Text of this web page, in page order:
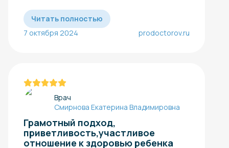
Читать полностью
7 октября 2024
prodoctorov.ru
Врач
Смирнова Екатерина Владимировна
Грамотный подход,
приветливость,участливое
отношение к здоровью ребенка